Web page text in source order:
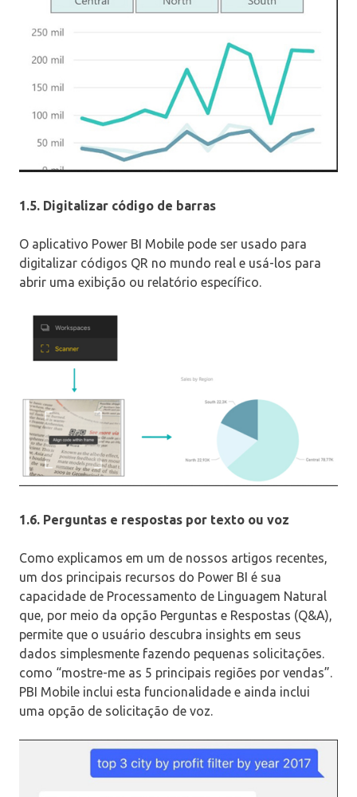
1.5. Digitalizar código de barras
O aplicativo Power BI Mobile pode ser usado para
digitalizar códigos QR no mundo real e usá-los para
abrir uma exibição ou relatório específico.
1.6. Perguntas e respostas por texto ou voz
Como explicamos em um de nossos artigos recentes,
um dos principais recursos do Power BI é sua
capacidade de Processamento de Linguagem Natural
que, por meio da opção Perguntas e Respostas (Q&A),
permite que o usuário descubra insights em seus
dados simplesmente fazendo pequenas solicitações.
como “mostre-me as 5 principais regiões por vendas”.
PBI Mobile inclui esta funcionalidade e ainda inclui
uma opção de solicitação de voz.